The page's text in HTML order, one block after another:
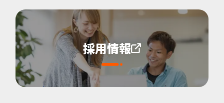
採用情報